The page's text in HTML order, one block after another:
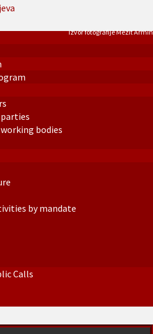
bodies
by mandate
Calls
Izvor fotografije Mezit Armin